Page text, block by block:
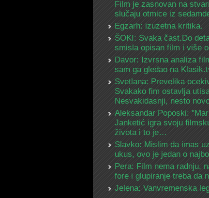
Film je zasnovan na
slučaju otmice iz
Egzarh: izuzetna kritika.
ŠOKI: Svaka čast.Do
smisla opisan film i više
Davor: Izvrsna analiza
sam ga gledao na
Svetlana: Prevelika
Svakako fim ostavlja
Nesvakidasnji, nesto
Aleksandar Poposki:
Janketić igra svoju
života i to je…
Slavko: Mislim da imas
ukus, ovo je jedan o
Pera: Film nema radnju,
fore i glupiranje treba da
Jelena: Vanvremenska